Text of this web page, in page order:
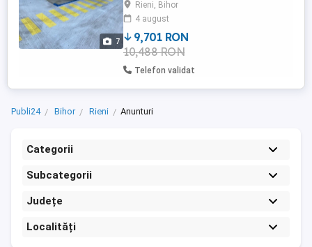
7
Rieni, Bihor
4 august
9,701 RON
10,488 RON
Telefon validat
Publi24 Bihor Rieni Anunturi
Categorii
Subcategorii
Județe
Localități